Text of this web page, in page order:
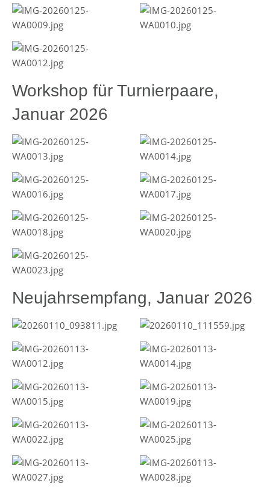
Workshop für Turnierpaare,
Januar 2026
Neujahrsempfang, Januar 2026